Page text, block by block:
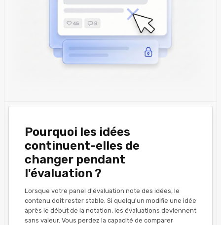
Pourquoi les idées
continuent-elles de
changer pendant
l'évaluation ?
Lorsque votre panel d'évaluation note des idées, le
contenu doit rester stable. Si quelqu'un modifie une idée
après le début de la notation, les évaluations deviennent
sans valeur. Vous perdez la capacité de comparer